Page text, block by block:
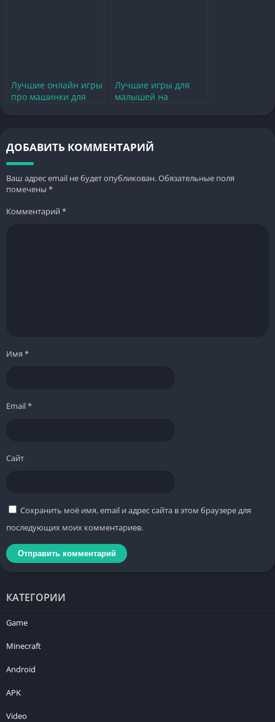
Лучшие онлайн игры
про машинки для
Лучшие игры для
малышей на
ДОБАВИТЬ КОММЕНТАРИЙ
Ваш адрес email не будет опубликован.Обязательные поля
помечены *
Комментарий*
Имя *
Email*
Сайт
Сохранить моё имя, email и адрес сайта в этом браузере для
последующих моих комментариев.
КАТЕГОРИИ
Game
Minecraft
Android
APK
Video